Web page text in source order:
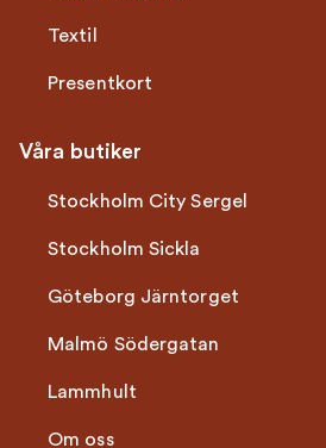
Textil
Presentkort
Våra butiker
Stockholm City Sergel
Stockholm Sickla
Göteborg Järntorget
Malmö Södergatan
Lammhult
Om oss